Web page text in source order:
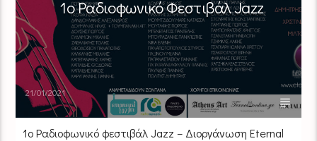
1ο Ραδιοφωνικό Φεστιβάλ Jazz
21/01/2021
1ο Ραδιοφωνικό φεστιβάλ Jazz – Διοργάνωση Eternal